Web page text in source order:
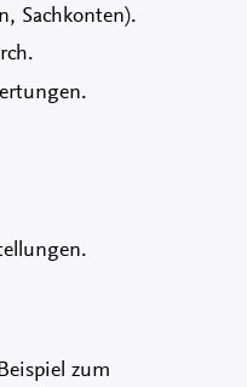
Sachkonten).
zum